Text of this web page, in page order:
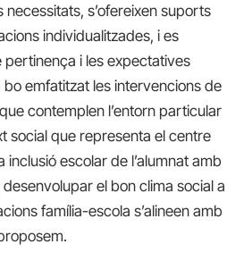
necessitats, s’ofereixen suports
individualitzades, i es
pertinença i les expectatives
emfatitzat les intervencions de
contemplen l’entorn particular
social que representa el centre
inclusió escolar de l’alumnat amb
el bon clima social a
família-escola s’alineen amb